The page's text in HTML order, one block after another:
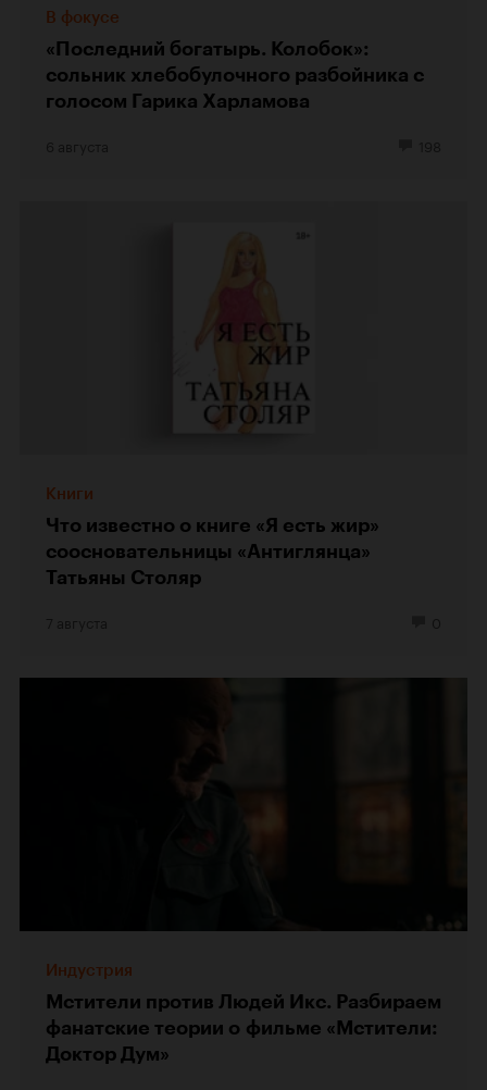
В фокусе
«Последний богатырь. Колобок»:
сольник хлебобулочного разбойника с
голосом Гарика Харламова
Книги
Что известно о книге «Я есть жир»
соосновательницы «Антиглянца»
Татьяны Столяр
Индустрия
Мстители против Людей Икс. Разбираем
фанатские теории о фильме «Мстители:
Доктор Дум»